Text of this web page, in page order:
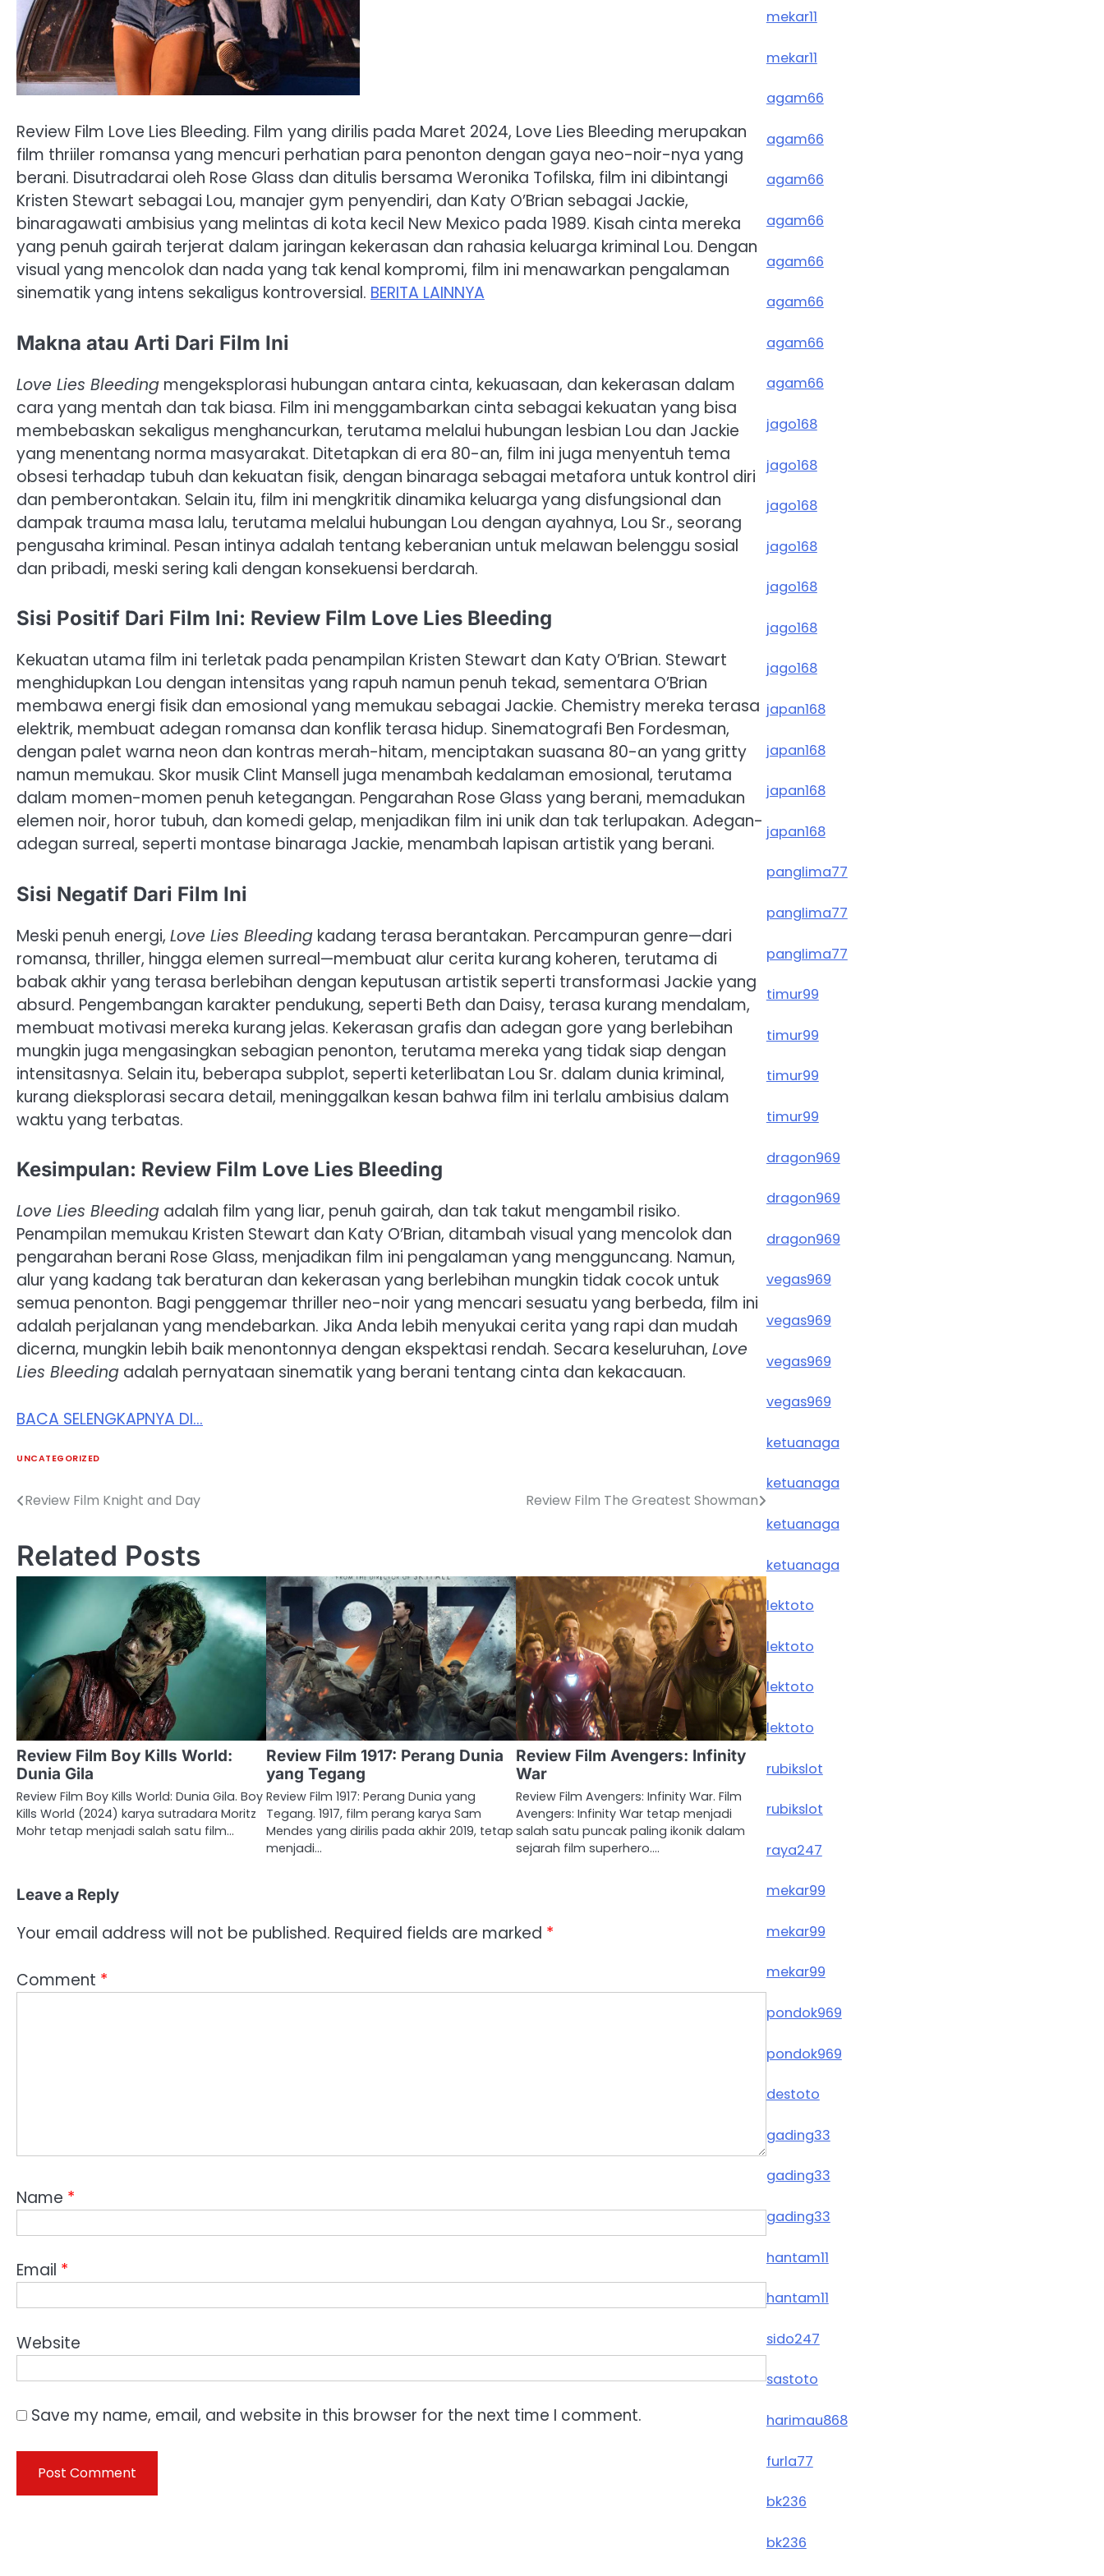
Review Film Love Lies Bleeding. Film yang dirilis pada Maret 2024, Love Lies Bleeding merupakan
film thriiler romansa yang mencuri perhatian para penonton dengan gaya neo-noir-nya yang
berani. Disutradarai oleh Rose Glass dan ditulis bersama Weronika Tofilska, film ini dibintangi
Kristen Stewart sebagai Lou, manajer gym penyendiri, dan Katy O’Brian sebagai Jackie,
binaragawati ambisius yang melintas di kota kecil New Mexico pada 1989. Kisah cinta mereka
yang penuh gairah terjerat dalam jaringan kekerasan dan rahasia keluarga kriminal Lou. Dengan
visual yang mencolok dan nada yang tak kenal kompromi, film ini menawarkan pengalaman
sinematik yang intens sekaligus kontroversial. BERITA LAINNYA
Makna atau Arti Dari Film Ini
Love Lies Bleeding mengeksplorasi hubungan antara cinta, kekuasaan, dan kekerasan dalam
cara yang mentah dan tak biasa. Film ini menggambarkan cinta sebagai kekuatan yang bisa
membebaskan sekaligus menghancurkan, terutama melalui hubungan lesbian Lou dan Jackie
yang menentang norma masyarakat. Ditetapkan di era 80-an, film ini juga menyentuh tema
obsesi terhadap tubuh dan kekuatan fisik, dengan binaraga sebagai metafora untuk kontrol diri
dan pemberontakan. Selain itu, film ini mengkritik dinamika keluarga yang disfungsional dan
dampak trauma masa lalu, terutama melalui hubungan Lou dengan ayahnya, Lou Sr., seorang
pengusaha kriminal. Pesan intinya adalah tentang keberanian untuk melawan belenggu sosial
dan pribadi, meski sering kali dengan konsekuensi berdarah.
Sisi Positif Dari Film Ini: Review Film Love Lies Bleeding
Kekuatan utama film ini terletak pada penampilan Kristen Stewart dan Katy O’Brian. Stewart
menghidupkan Lou dengan intensitas yang rapuh namun penuh tekad, sementara O’Brian
membawa energi fisik dan emosional yang memukau sebagai Jackie. Chemistry mereka terasa
elektrik, membuat adegan romansa dan konflik terasa hidup. Sinematografi Ben Fordesman,
dengan palet warna neon dan kontras merah-hitam, menciptakan suasana 80-an yang gritty
namun memukau. Skor musik Clint Mansell juga menambah kedalaman emosional, terutama
dalam momen-momen penuh ketegangan. Pengarahan Rose Glass yang berani, memadukan
elemen noir, horor tubuh, dan komedi gelap, menjadikan film ini unik dan tak terlupakan. Adegan-
adegan surreal, seperti montase binaraga Jackie, menambah lapisan artistik yang berani.
Sisi Negatif Dari Film Ini
Meski penuh energi, Love Lies Bleeding kadang terasa berantakan. Percampuran genre—dari
romansa, thriller, hingga elemen surreal—membuat alur cerita kurang koheren, terutama di
babak akhir yang terasa berlebihan dengan keputusan artistik seperti transformasi Jackie yang
absurd. Pengembangan karakter pendukung, seperti Beth dan Daisy, terasa kurang mendalam,
membuat motivasi mereka kurang jelas. Kekerasan grafis dan adegan gore yang berlebihan
mungkin juga mengasingkan sebagian penonton, terutama mereka yang tidak siap dengan
intensitasnya. Selain itu, beberapa subplot, seperti keterlibatan Lou Sr. dalam dunia kriminal,
kurang dieksplorasi secara detail, meninggalkan kesan bahwa film ini terlalu ambisius dalam
waktu yang terbatas.
Kesimpulan: Review Film Love Lies Bleeding
Love Lies Bleeding adalah film yang liar, penuh gairah, dan tak takut mengambil risiko.
Penampilan memukau Kristen Stewart dan Katy O’Brian, ditambah visual yang mencolok dan
pengarahan berani Rose Glass, menjadikan film ini pengalaman yang mengguncang. Namun,
alur yang kadang tak beraturan dan kekerasan yang berlebihan mungkin tidak cocok untuk
semua penonton. Bagi penggemar thriller neo-noir yang mencari sesuatu yang berbeda, film ini
adalah perjalanan yang mendebarkan. Jika Anda lebih menyukai cerita yang rapi dan mudah
dicerna, mungkin lebih baik menontonnya dengan ekspektasi rendah. Secara keseluruhan, Love
Lies Bleeding adalah pernyataan sinematik yang berani tentang cinta dan kekacauan.
BACA SELENGKAPNYA DI…
UNCATEGORIZED
Post
Review Film Knight and Day Review Film The Greatest Showman
Related Posts
Review Film Boy Kills World:
Dunia Gila
Review Film Boy Kills World: Dunia Gila. Boy
Kills World (2024) karya sutradara Moritz
Mohr tetap menjadi salah satu film…
Review Film 1917: Perang Dunia
yang Tegang
Review Film 1917: Perang Dunia yang
Tegang. 1917, film perang karya Sam
Mendes yang dirilis pada akhir 2019, tetap
menjadi…
Review Film Avengers: Infinity
War
Review Film Avengers: Infinity War. Film
Avengers: Infinity War tetap menjadi
salah satu puncak paling ikonik dalam
sejarah film superhero.…
Leave a Reply
Your email address will not be published. Required fields are marked *
Comment *
Name *
Email *
Website
Save my name, email, and website in this browser for the next time I comment.
mekar11
mekar11
agam66
agam66
agam66
agam66
agam66
agam66
agam66
agam66
jago168
jago168
jago168
jago168
jago168
jago168
jago168
japan168
japan168
japan168
japan168
panglima77
panglima77
panglima77
timur99
timur99
timur99
timur99
dragon969
dragon969
dragon969
vegas969
vegas969
vegas969
vegas969
ketuanaga
ketuanaga
ketuanaga
ketuanaga
lektoto
lektoto
lektoto
lektoto
rubikslot
rubikslot
raya247
mekar99
mekar99
mekar99
pondok969
pondok969
destoto
gading33
gading33
gading33
hantam11
hantam11
sido247
sastoto
harimau868
furla77
bk236
bk236